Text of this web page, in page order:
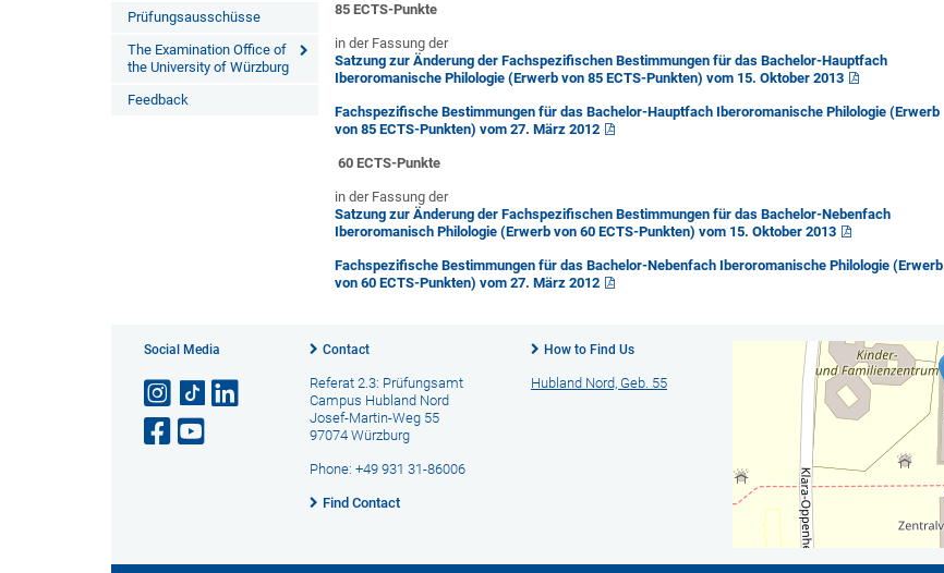
Prüfungsausschüsse
The Examination Office of
the University of Würzburg
Feedback
85 ECTS-Punkte
in der Fassung der
Satzung zur Änderung der Fachspezifischen Bestimmungen für das Bachelor-Hauptfach
Iberoromanische Philologie (Erwerb von 85 ECTS-Punkten) vom 15. Oktober 2013
Fachspezifische Bestimmungen für das Bachelor-Hauptfach Iberoromanische Philologie (Erwerb
von 85 ECTS-Punkten) vom 27. März 2012
60 ECTS-Punkte
in der Fassung der
Satzung zur Änderung der Fachspezifischen Bestimmungen für das Bachelor-Nebenfach
Iberoromanisch Philologie (Erwerb von 60 ECTS-Punkten) vom 15. Oktober 2013
Fachspezifische Bestimmungen für das Bachelor-Nebenfach Iberoromanische Philologie (Erwerb
von 60 ECTS-Punkten) vom 27. März 2012
Social Media Contact
Referat 2.3: Prüfungsamt
Campus Hubland Nord
Josef-Martin-Weg 55
97074 Würzburg
Phone: +49 931 31-86006
Find Contact
How to Find Us
Hubland Nord, Geb. 55